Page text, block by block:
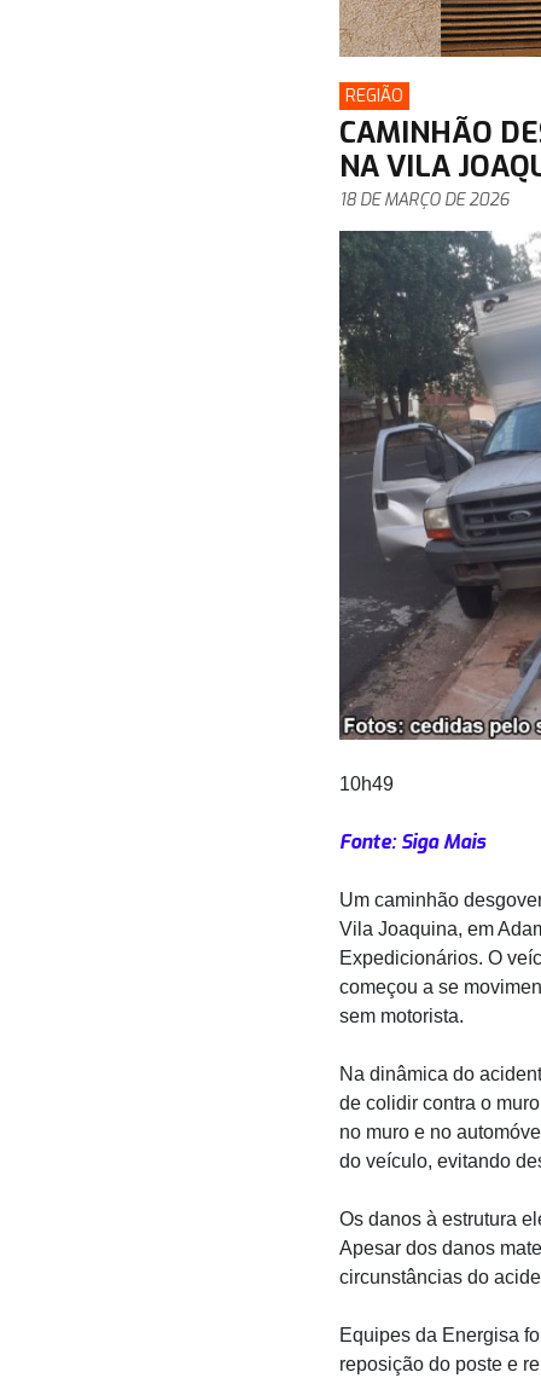
REGIÃO
CAMINHÃO
NA VILA
18 DE MARÇO DE 2026
10h49
Fonte: Siga Mais
Um caminhão
Vila Joaquina, em
Expedicionários. O
começou a se
sem motorista.
Na dinâmica do
de colidir contra o
no muro e no
do veículo, evitando
Os danos à estrutura
Apesar dos danos
circunstâncias do
Equipes da Energisa
reposição do poste e